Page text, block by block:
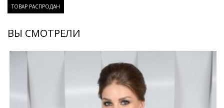
ТОВАР РАСПРОДАН
ВЫ СМОТРЕЛИ